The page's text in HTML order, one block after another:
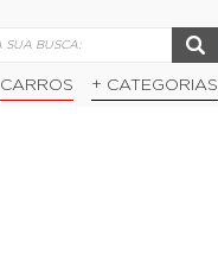
CARROS + CATEGORIAS